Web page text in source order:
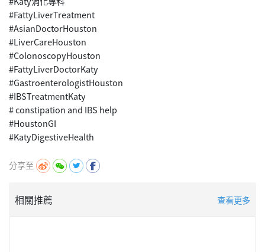
#FattyLiverTreatment
#AsianDoctorHouston
#LiverCareHouston
#ColonoscopyHouston
#FattyLiverDoctorKaty
#GastroenterologistHouston
#IBSTreatmentKaty
# constipation and IBS help
#HoustonGI
分享至
相關推薦 查看更多